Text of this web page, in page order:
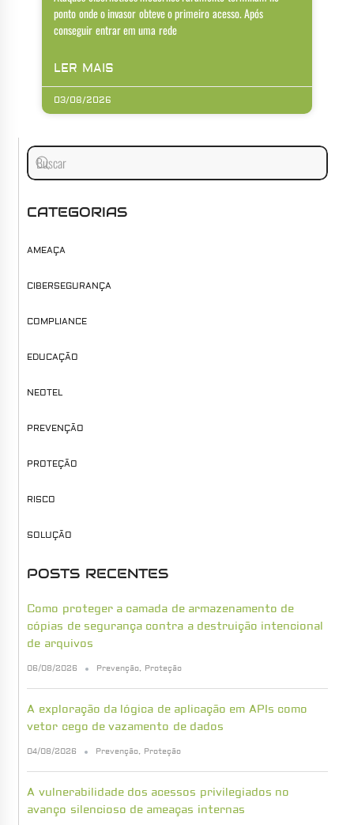
ponto onde o invasor obteve o primeiro acesso. Após
conseguir entrar em uma rede
LER MAIS
03/08/2026
CATEGORIAS
AMEAÇA
CIBERSEGURANÇA
COMPLIANCE
EDUCAÇÃO
NEOTEL
PREVENÇÃO
PROTEÇÃO
RISCO
SOLUÇÃO
POSTS RECENTES
Como proteger a camada de armazenamento de
cópias de segurança contra a destruição intencional
de arquivos
06/08/2026 Prevenção, Proteção
A exploração da lógica de aplicação em APIs como
vetor cego de vazamento de dados
04/08/2026 Prevenção, Proteção
A vulnerabilidade dos acessos privilegiados no
avanço silencioso de ameaças internas